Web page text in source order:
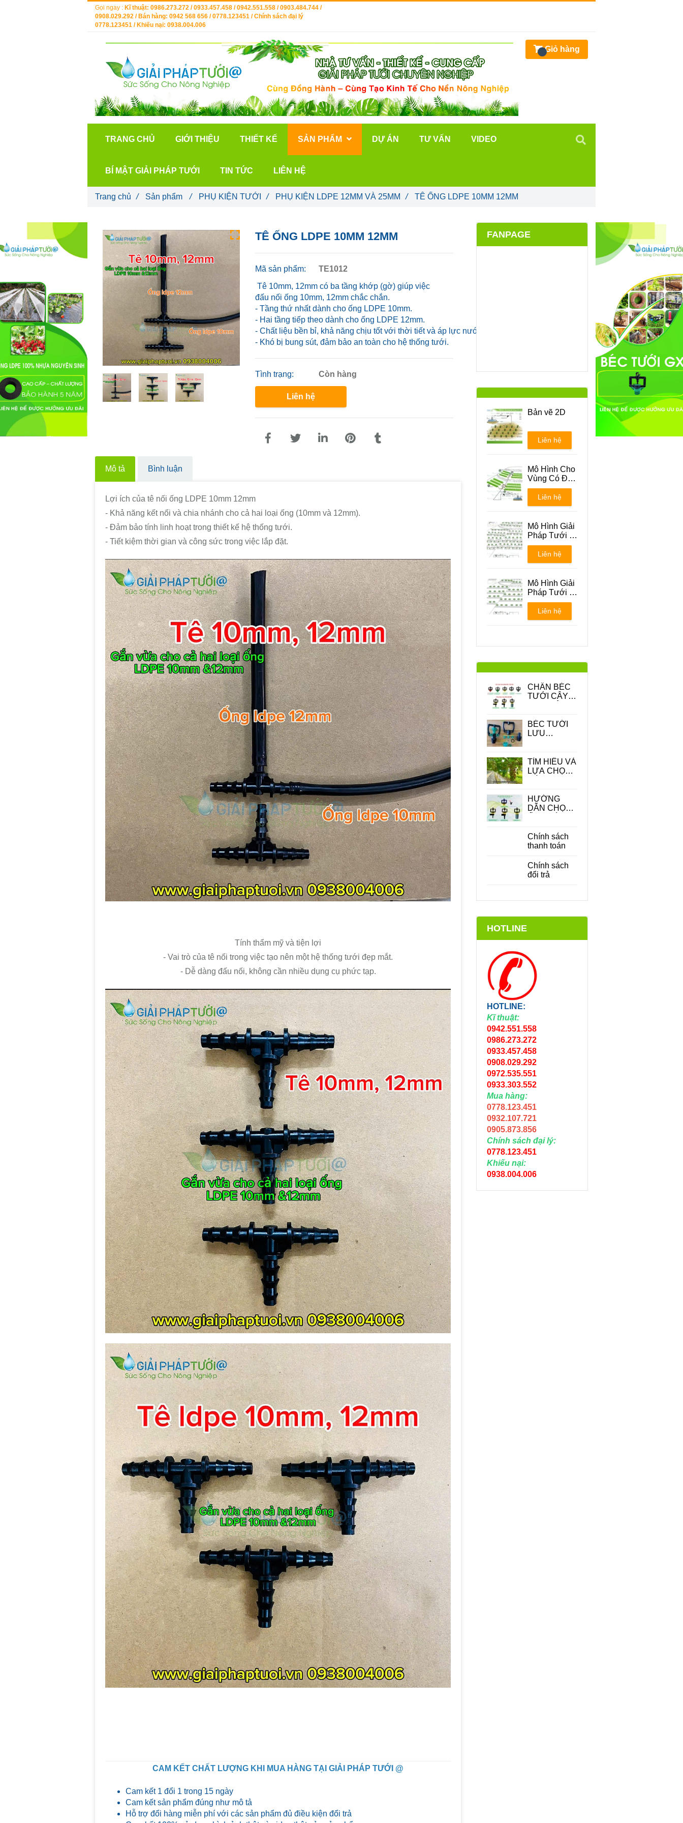
TÊ ỐNG LDPE 10MM 12MM
Mã sản phẩm:
TE1012
Tê 10mm, 12mm có ba tầng khớp (gờ) giúp việc
đấu nối ống 10mm, 12mm chắc chắn.
- Tầng thứ nhất dành cho ống LDPE 10mm.
- Hai tầng tiếp theo dành cho ống LDPE 12mm.
- Chất liệu bền bỉ, khả năng chịu tốt với thời tiết và áp lực nước.
- Khó bị bung sút, đảm bảo an toàn cho hệ thống tưới.
Tình trạng: Còn hàng
Liên hệ
Mô tả Bình luận
Lợi ích của tê nối ống LDPE 10mm 12mm
- Khả năng kết nối và chia nhánh cho cả hai loại ống (10mm và 12mm).
- Đảm bảo tính linh hoạt trong thiết kế hệ thống tưới.
- Tiết kiệm thời gian và công sức trong việc lắp đặt.
Tính thẩm mỹ và tiện lợi
- Vai trò của tê nối trong việc tạo nên một hệ thống tưới đẹp mắt.
- Dễ dàng đấu nối, không cần nhiều dụng cụ phức tạp.
CAM KẾT CHẤT LƯỢNG KHI MUA HÀNG TẠI GIẢI PHÁP TƯỚI @
Cam kết 1 đổi 1 trong 15 ngày
Cam kết sản phẩm đúng như mô tả
Hỗ trợ đổi hàng miễn phí với các sản phẩm đủ điều kiện đổi trả
FANPAGE
Bản vẽ 2D
Liên hệ
Mô Hình Cho
Vùng Có Địa
Hình Đồi Núi
Liên hệ
Mô Hình Giải
Pháp Tưới -
Phương án 1
Liên hệ
Mô Hình Giải
Pháp Tưới -
Phương án 2
Liên hệ
CHÂN BÉC
TƯỚI CÂY -
TRONG
TRONG HỆ
BÉC TƯỚI
LƯU
TÌM HIỂU VÀ
LỰA CHỌN
CÂY ĂN
QUẢ PHÙ
HƯỚNG
DẪN CHỌN
TƯỚI CÂY
PHÙ HỢP
KIỆM CHI
PHÍ
Chính sách
thanh toán
Chính sách
đổi trả
HOTLINE
HOTLINE:
Kĩ thuật:
0942.551.558
0986.273.272
0933.457.458
0908.029.292
0972.535.551
0933.303.552
Mua hàng:
0778.123.451
0932.107.721
0905.873.856
Chính sách đại lý:
0778.123.451
Khiếu nại:
0938.004.006
Trang chủ / Sản phẩm / PHỤ KIỆN TƯỚI / PHỤ KIỆN LDPE 12MM VÀ 25MM / TÊ ỐNG LDPE 10MM 12MM
Gọi ngay : Kĩ thuật: 0986.273.272 / 0933.457.458 / 0942.551.558 / 0903.484.744 /
0908.029.292 / Bán hàng: 0942 568 656 / 0778.123451 / Chính sách đại lý
0778.123451 / Khiếu nại: 0938.004.006
Giỏ hàng
TRANG CHỦ GIỚI THIỆU THIẾT KẾ SẢN PHẨM DỰ ÁN TƯ VẤN VIDEO
BÍ MẬT GIẢI PHÁP TƯỚI TIN TỨC LIÊN HỆ